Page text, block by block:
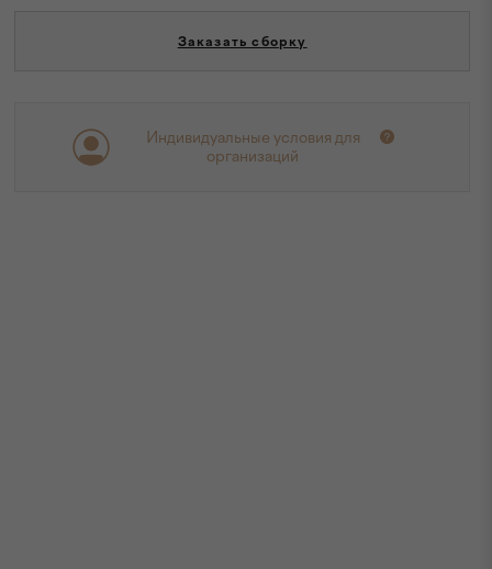
Заказать сборку
Индивидуальные условия для
организаций